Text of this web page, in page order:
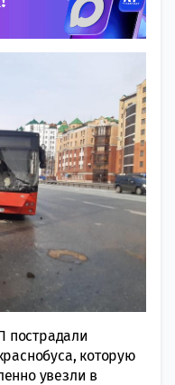
пострадали
которую
увезли в